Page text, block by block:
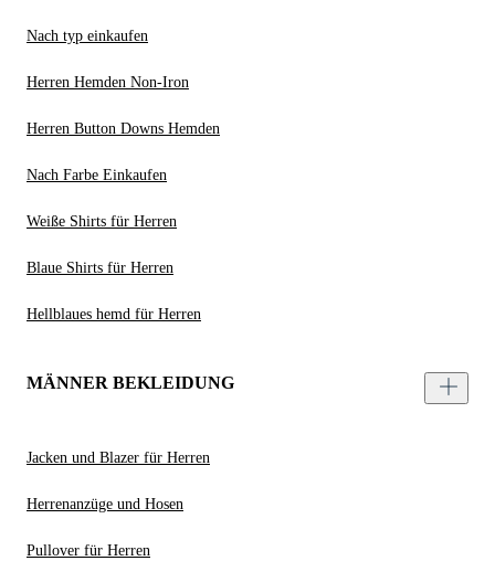
Nach typ einkaufen
Herren Hemden Non-Iron
Herren Button Downs Hemden
Nach Farbe Einkaufen
Weiße Shirts für Herren
Blaue Shirts für Herren
Hellblaues hemd für Herren
MÄNNER BEKLEIDUNG
Jacken und Blazer für Herren
Herrenanzüge und Hosen
Pullover für Herren